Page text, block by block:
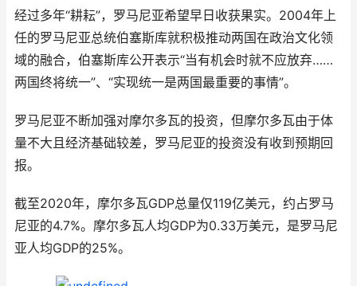
经过多年“耕耘”，罗马尼亚希望早日收获果实。2004年上
任的罗马尼亚总统伯塞斯库就积极推动两国在政治文化领
域的融合，伯塞斯库公开表示“当有机会时就不应放弃……
两国终将统一”、“实现统一是两国最重要的事情”。
罗马尼亚不断加强对摩尔多瓦的投资，但摩尔多瓦由于体
量不大且经济基础较差，罗马尼亚的投资没有收到预期回
报。
截至2020年，摩尔多瓦GDP总量仅119亿美元，约占罗马
尼亚的4.7%。摩尔多瓦人均GDP为0.33万美元，是罗马尼
亚人均GDP的25%。